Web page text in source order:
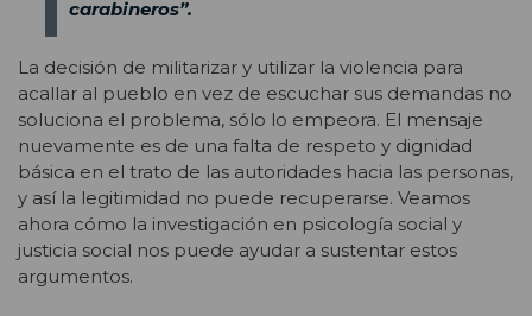
carabineros”.
La decisión de militarizar y utilizar la violencia para
acallar al pueblo en vez de escuchar sus demandas no
soluciona el problema, sólo lo empeora. El mensaje
nuevamente es de una falta de respeto y dignidad
básica en el trato de las autoridades hacia las personas,
y así la legitimidad no puede recuperarse. Veamos
ahora cómo la investigación en psicología social y
justicia social nos puede ayudar a sustentar estos
argumentos.